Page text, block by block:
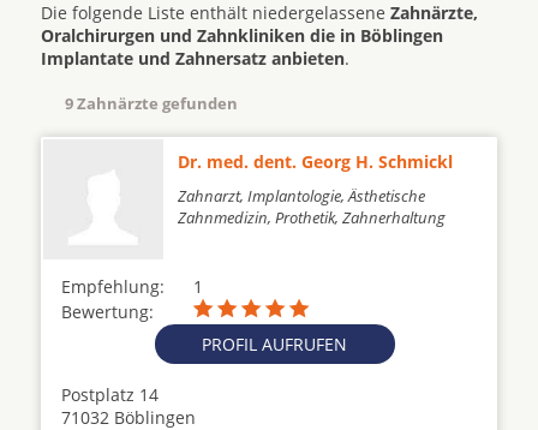
Die folgende Liste enthält niedergelassene Zahnärzte,
Oralchirurgen und Zahnkliniken die in Böblingen
Implantate und Zahnersatz anbieten.
9 Zahnärzte gefunden
Dr. med. dent. Georg H. Schmickl
Zahnarzt, Implantologie, Ästhetische
Zahnmedizin, Prothetik, Zahnerhaltung
Empfehlung:
1
Bewertung:
PROFIL AUFRUFEN
Postplatz 14
71032 Böblingen